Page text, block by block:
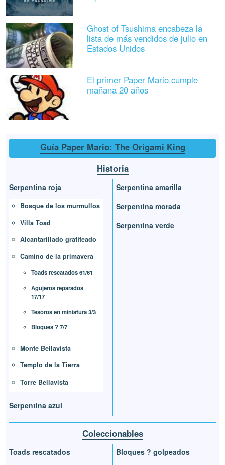
Ghost of Tsushima encabeza la
lista de más vendidos de julio en
Estados Unidos
El primer Paper Mario cumple
mañana 20 años
Guía Paper Mario: The Origami King
Historia
Serpentina roja
Bosque de los murmullos
Villa Toad
Alcantarillado grafiteado
Camino de la primavera
Toads rescatados 61/61
Agujeros reparados
17/17
Tesoros en miniatura 3/3
Bloques ? 7/7
Monte Bellavista
Templo de la Tierra
Torre Bellavista
Serpentina azul
Serpentina amarilla
Serpentina morada
Serpentina verde
Coleccionables
Toads rescatados
Bloques ? golpeados